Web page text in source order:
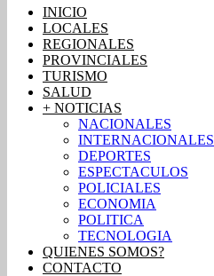
INICIO
LOCALES
REGIONALES
PROVINCIALES
TURISMO
SALUD
+ NOTICIAS
NACIONALES
INTERNACIONALES
DEPORTES
ESPECTACULOS
POLICIALES
ECONOMIA
POLITICA
TECNOLOGIA
QUIENES SOMOS?
CONTACTO